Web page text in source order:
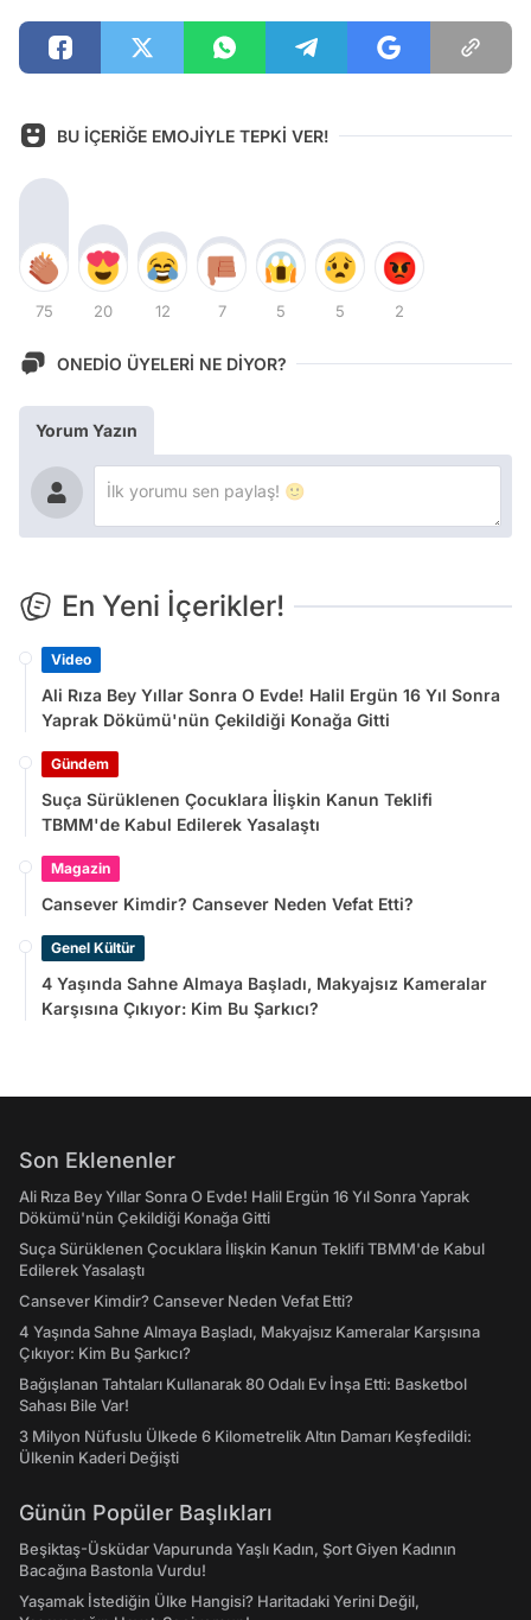
BU İÇERİĞE EMOJİYLE TEPKİ VER!
75 20 12 7 5 5 2
ONEDİO ÜYELERİ NE DİYOR?
Yorum Yazın
En Yeni İçerikler!
Video
Ali Rıza Bey Yıllar Sonra O Evde! Halil Ergün 16 Yıl Sonra
Yaprak Dökümü'nün Çekildiği Konağa Gitti
Gündem
Suça Sürüklenen Çocuklara İlişkin Kanun Teklifi
TBMM'de Kabul Edilerek Yasalaştı
Magazin
Cansever Kimdir? Cansever Neden Vefat Etti?
Genel Kültür
4 Yaşında Sahne Almaya Başladı, Makyajsız Kameralar
Karşısına Çıkıyor: Kim Bu Şarkıcı?
Son Eklenenler
Ali Rıza Bey Yıllar Sonra O Evde! Halil Ergün 16 Yıl Sonra Yaprak
Dökümü'nün Çekildiği Konağa Gitti
Suça Sürüklenen Çocuklara İlişkin Kanun Teklifi TBMM'de Kabul
Edilerek Yasalaştı
Cansever Kimdir? Cansever Neden Vefat Etti?
4 Yaşında Sahne Almaya Başladı, Makyajsız Kameralar Karşısına
Çıkıyor: Kim Bu Şarkıcı?
Bağışlanan Tahtaları Kullanarak 80 Odalı Ev İnşa Etti: Basketbol
Sahası Bile Var!
3 Milyon Nüfuslu Ülkede 6 Kilometrelik Altın Damarı Keşfedildi:
Ülkenin Kaderi Değişti
Günün Popüler Başlıkları
Beşiktaş-Üsküdar Vapurunda Yaşlı Kadın, Şort Giyen Kadının
Bacağına Bastonla Vurdu!
Yaşamak İstediğin Ülke Hangisi? Haritadaki Yerini Değil,